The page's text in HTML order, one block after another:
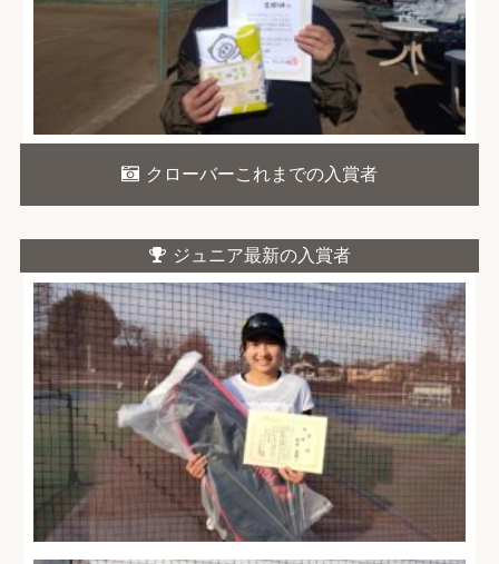
クローバーこれまでの入賞者
ジュニア最新の入賞者